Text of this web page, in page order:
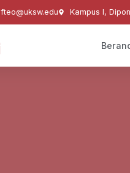
fteo@uksw.edu Kampus I,